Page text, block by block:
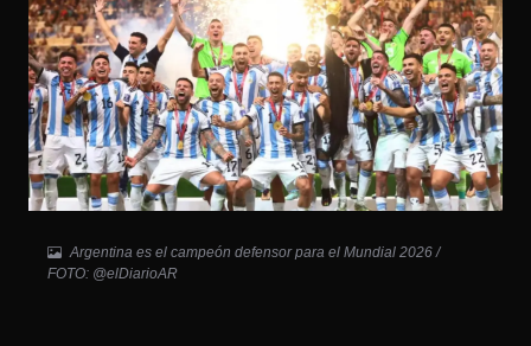
Argentina es el campeón defensor para el Mundial 2026 /
FOTO: @elDiarioAR